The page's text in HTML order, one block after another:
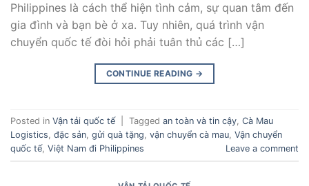
Philippines là cách thể hiện tình cảm, sự quan tâm đến
gia đình và bạn bè ở xa. Tuy nhiên, quá trình vận
chuyển quốc tế đòi hỏi phải tuân thủ các […]
CONTINUE READING →
Posted in Vận tải quốc tế Tagged an toàn và tin cậy Cà Mau
Logistics đặc sản gửi quà tặng vận chuyển cà mau Vận chuyển
quốc tế, Việt Nam đi Philippines Leave a comment